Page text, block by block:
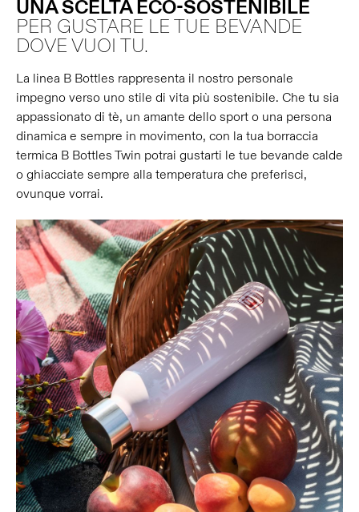
UNA SCELTA ECO-SOSTENIBILE
PER GUSTARE LE TUE BEVANDE
DOVE VUOI TU.
La linea B Bottles rappresenta il nostro personale
impegno verso uno stile di vita più sostenibile. Che tu sia
appassionato di tè, un amante dello sport o una persona
dinamica e sempre in movimento, con la tua borraccia
termica B Bottles Twin potrai gustarti le tue bevande calde
o ghiacciate sempre alla temperatura che preferisci,
ovunque vorrai.